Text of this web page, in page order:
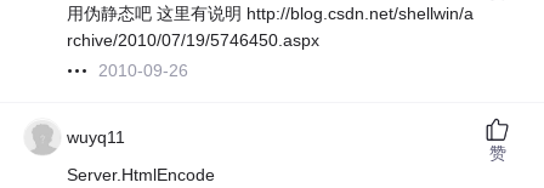
用伪静态吧 这里有说明 http://blog.csdn.net/shellwin/a
rchive/2010/07/19/5746450.aspx
2010-09-26
wuyq11
Server.HtmlEncode
赞